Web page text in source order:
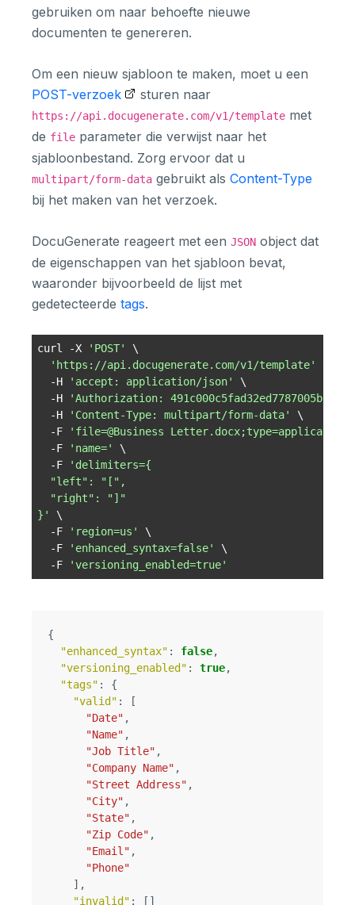
gebruiken om naar behoefte nieuwe
documenten te genereren.
Om een nieuw sjabloon te maken, moet u een
POST-verzoek
sturen naar
https://api.docugenerate.com/v1/template met
de file parameter die verwijst naar het
sjabloonbestand. Zorg ervoor dat u
multipart/form-data gebruikt als Content-Type
bij het maken van het verzoek.
DocuGenerate reageert met een JSON object dat
de eigenschappen van het sjabloon bevat,
waaronder bijvoorbeeld de lijst met
gedetecteerde tags.
curl -X 'POST'
'https://api.docugenerate.com/v1/template'
  -H
'accept: application/json'
  -H
'Authorization:
  -H
'Content-Type: multipart/form-data'
  -F
'file=@Business Letter.docx;type=application/
  -F
'name='
  -F
}'
  -F
'region=us'
  -F
'enhanced_syntax=false'
  -F
'versioning_enabled=true'
{
"enhanced_syntax" : false,
"versioning_enabled" : true,
"tags" :
{
"valid" :
[
"Date" ,
"Name" ,
"Job Title" ,
"Company Name" ,
"Street Address" ,
"City" ,
"State" ,
"Zip Code" ,
"Email" ,
"Phone"
],
"invalid" : []